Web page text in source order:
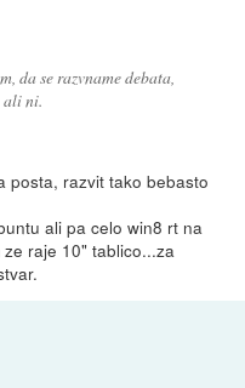
da se razvname debata,
ali ni.
posta, razvit tako bebasto
ali pa celo win8 rt na
raje 10" tablico...za